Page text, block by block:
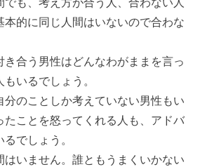
本的に同じ人間はいないので合わな
き合う男性はどんなわがままを言っ
いるでしょう。
分のことしか考えていない男性もい
たことを怒ってくれる人も、アドバ
でしょう。
はいません。誰ともうまくいかない